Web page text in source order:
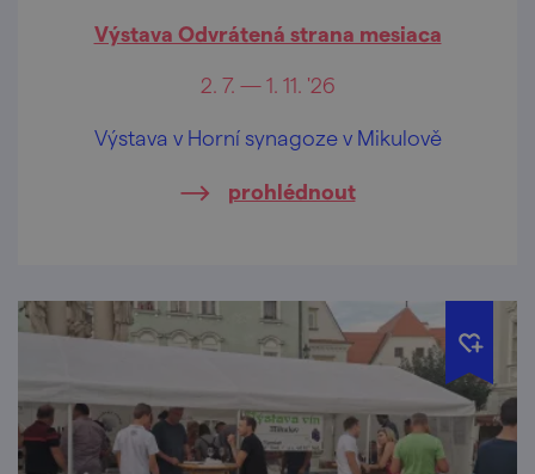
Výstava Odvrátená strana mesiaca
2. 7. — 1. 11. '26
Výstava v Horní synagoze v Mikulově
prohlédnout